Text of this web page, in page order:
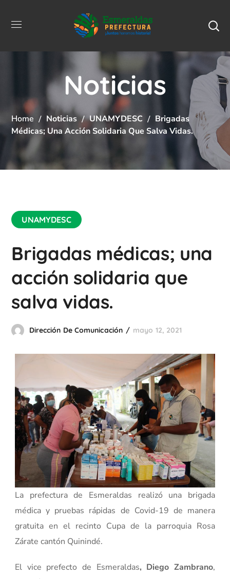
Noticias
Home Noticias UNAMYDESC
Brigadas
Médicas; Una Acción Solidaria Que Salva Vidas.
UNAMYDESC
Brigadas médicas; una
acción solidaria que
salva vidas.
Dirección De Comunicación mayo 12, 2021
La prefectura de Esmeraldas realizó una brigada
médica y pruebas rápidas de Covid-19 de manera
gratuita en el recinto Cupa de la parroquia Rosa
Zárate cantón Quinindé.
El vice prefecto de Esmeraldas, Diego Zambrano,